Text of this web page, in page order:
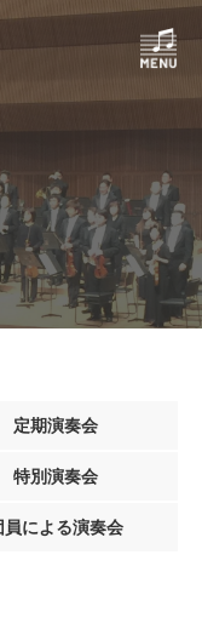
定期演奏会
特別演奏会
員による演奏会